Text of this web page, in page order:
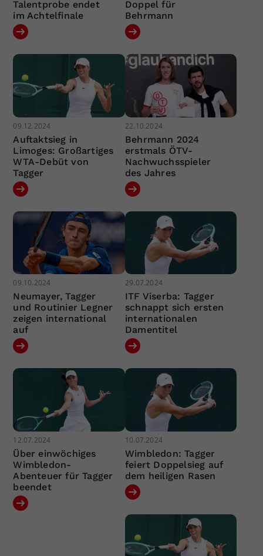
Talentprobe endet
im Achtelfinale
Doppel für
Behrmann
09.12.2024
Auftaktsieg in
Limoges: Großartiges
WTA-Debüt von
Tagger
22.10.2024
Behrmann 2024
erstmals ÖTV-
Nachwuchsspieler
des Jahres
09.10.2024
Neumayer, Tagger
und Routinier Legner
zeigen international
auf
29.07.2024
ITF Viserba: Tagger
schnappt sich ersten
internationalen
Damentitel
12.07.2024
Über einwöchiges
Wimbledon-
Abenteuer für Tagger
beendet
10.07.2024
Wimbledon: Tagger
feiert Doppelsieg auf
dem heiligen Rasen